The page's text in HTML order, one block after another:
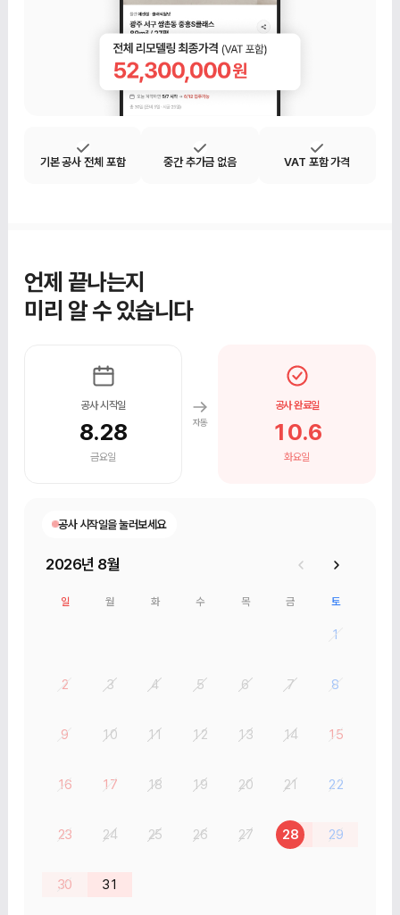
기본 공사 전체 포함 중간 추가금 없음 VAT 포함 가격
언제 끝나는지
미리 알 수 있습니다
공사 시작일
8.28
금요일
자동
공사 완료일
10.6
화요일
공사 시작일을 눌러보세요
2026년 8월
일 월 화 수 목 금 토
1
2 3 4 5 6 7 8
9 10 11 12 13 14 15
16 17 18 19 20 21 22
23 24 25 26 27 28 29
30 31